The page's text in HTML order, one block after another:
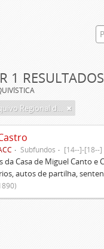
1 RESULTADOS
Biblioteca Pública e Arquivo Regional de Ponta Delgada
Subfundos [14--]-[18--]
da Casa de Miguel Canto
autos de partilha,